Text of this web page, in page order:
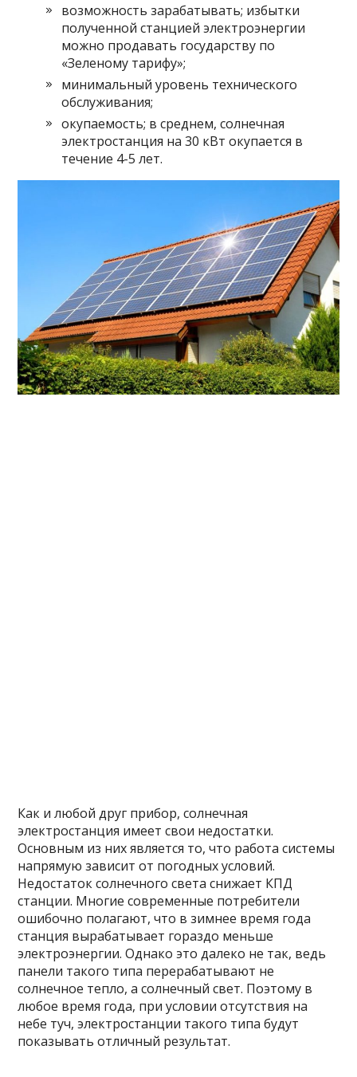
возможность зарабатывать; избытки
полученной станцией электроэнергии
можно продавать государству по
«Зеленому тарифу»;
минимальный уровень технического
обслуживания;
окупаемость; в среднем, солнечная
электростанция на 30 кВт окупается в
течение 4-5 лет.
Как и любой друг прибор, солнечная
электростанция имеет свои недостатки.
Основным из них является то, что работа системы
напрямую зависит от погодных условий.
Недостаток солнечного света снижает КПД
станции. Многие современные потребители
ошибочно полагают, что в зимнее время года
станция вырабатывает гораздо меньше
электроэнергии. Однако это далеко не так, ведь
панели такого типа перерабатывают не
солнечное тепло, а солнечный свет. Поэтому в
любое время года, при условии отсутствия на
небе туч, электростанции такого типа будут
показывать отличный результат.